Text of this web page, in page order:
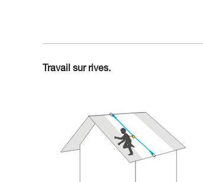
Travail sur rives.